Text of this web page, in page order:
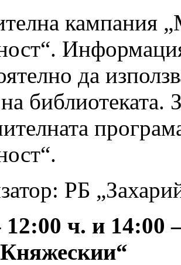
кампания
да
библиотеката.
РБ
12:00 ч. и 14:00